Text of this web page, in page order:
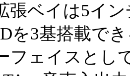
ベイは5イン
を3基搭載で
フェイスとし